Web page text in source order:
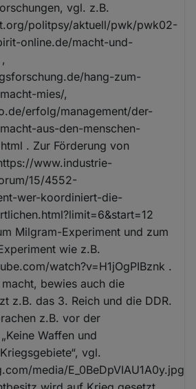
vgl. z.B.
politpsy/aktuell/pwk/pwk02-
online.de/macht-und-
hang-zum-
mies/,
erfolg/management/der-
aus-den-menschen-
. Zur Förderung von
www.industrie-
15/4552-
wer-koordiniert-die-
Milgram-Experiment und zum
wie z.B.
watch?v=H1jOgPIBznk .
bewies auch die
z.B. das 3. Reich und die DDR.
z.B. vor der
Waffen und
vgl.
media/E_0BeDpVIAU1A0y.jpg